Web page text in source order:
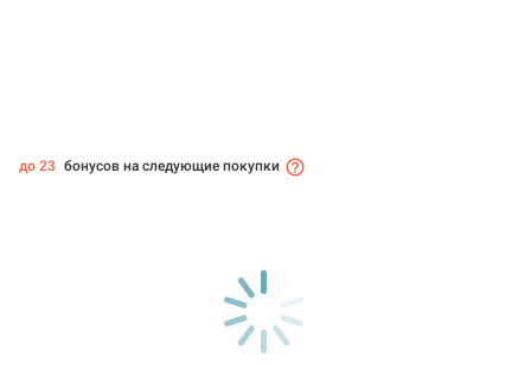
до 23 бонусов на следующие покупки